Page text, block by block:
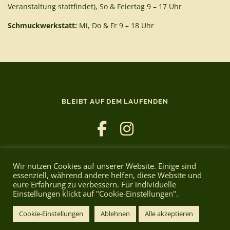
Veranstaltung stattfindet), So & Feiertag 9 – 17 Uhr
Schmuckwerkstatt: Mi, Do & Fr 9 – 18 Uhr
BLEIBT AUF DEM LAUFENDEN
Copyright © 2026 Cafe Bruno OnePress
FameThemes
Wir nutzen Cookies auf unserer Website. Einige sind
essenziell, während andere helfen, diese Website und
eure Erfahrung zu verbessern. Für individuelle
Einstellungen klickt auf "Cookie-Einstellungen".
Cookie-Einstellungen Ablehnen Alle akzeptieren